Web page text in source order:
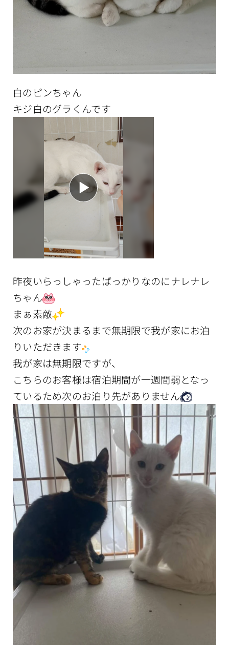
白のピンちゃん
キジ白のグラくんです
昨夜いらっしゃったばっかりなのにナレナレ
ちゃん
まぁ素敵
次のお家が決まるまで無期限で我が家にお泊
りいただきます
我が家は無期限ですが、
こちらのお客様は宿泊期間が一週間弱となっ
ているため次のお泊り先がありません